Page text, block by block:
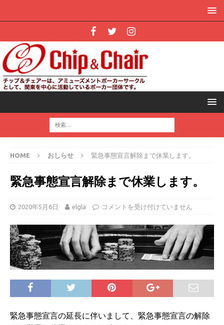
HOME おしらせ 緊急事態宣言解除まで休業します。
緊急事態宣言解除まで休業します。
2020年5月6日 elgla コメントを受け付けていません
緊急事態宣言の延長に伴いまして、緊急事態宣言の解除